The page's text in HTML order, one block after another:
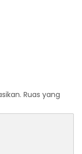
Ruas yang